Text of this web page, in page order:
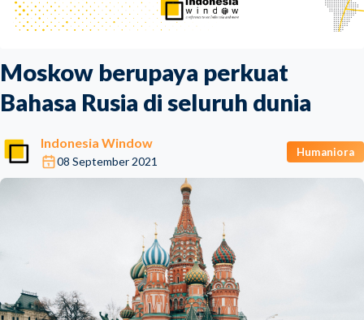
Moskow berupaya perkuat
Bahasa Rusia di seluruh dunia
Indonesia Window
08 September 2021
Humaniora